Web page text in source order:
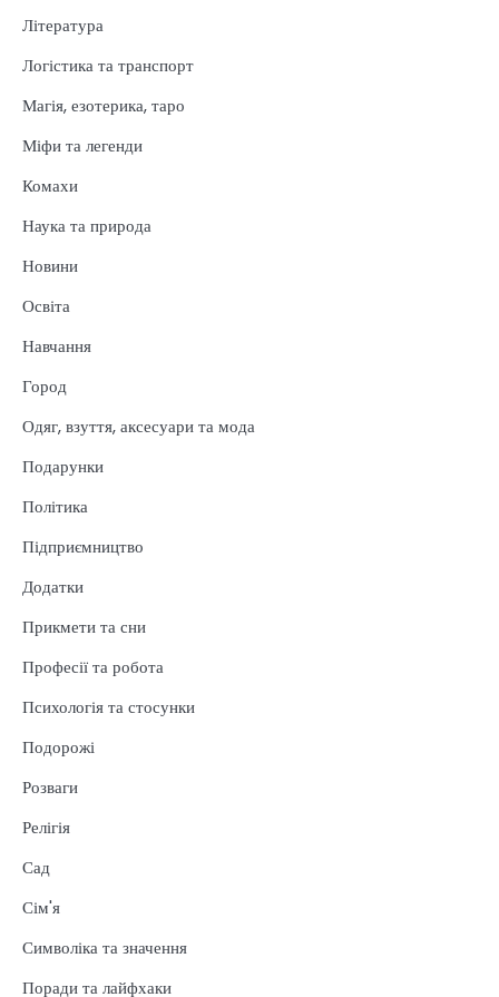
Література
Логістика та транспорт
Магія, езотерика, таро
Міфи та легенди
Комахи
Наука та природа
Новини
Освіта
Навчання
Город
Одяг, взуття, аксесуари та мода
Подарунки
Політика
Підприємництво
Додатки
Прикмети та сни
Професії та робота
Психологія та стосунки
Подорожі
Розваги
Релігія
Сад
Сім'я
Символіка та значення
Поради та лайфхаки